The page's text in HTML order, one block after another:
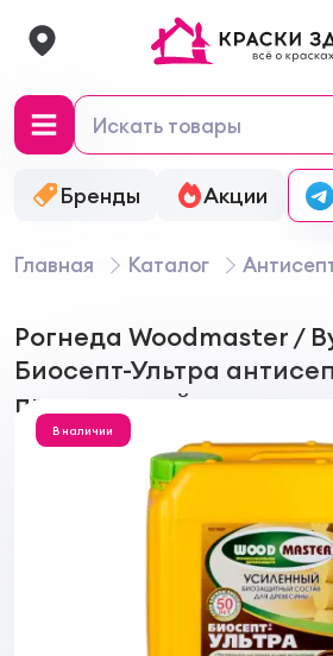
Бренды Акции
Главная Каталог
Рогнеда Woodmaster /
Биосепт-Ультра
пропиточный состав
В наличии